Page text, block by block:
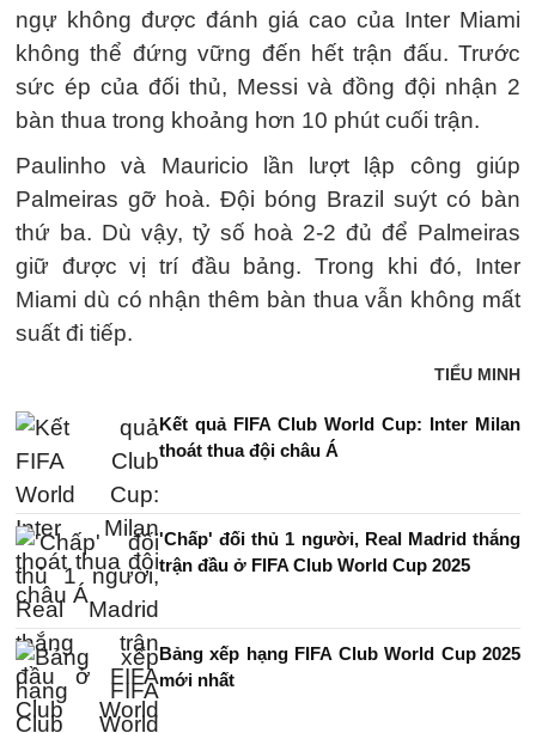
ngự không được đánh giá cao của Inter Miami
không thể đứng vững đến hết trận đấu. Trước
sức ép của đối thủ, Messi và đồng đội nhận 2
bàn thua trong khoảng hơn 10 phút cuối trận.
Paulinho và Mauricio lần lượt lập công giúp
Palmeiras gỡ hoà. Đội bóng Brazil suýt có bàn
thứ ba. Dù vậy, tỷ số hoà 2-2 đủ để Palmeiras
giữ được vị trí đầu bảng. Trong khi đó, Inter
Miami dù có nhận thêm bàn thua vẫn không mất
suất đi tiếp.
TIỂU MINH
Kết quả FIFA Club World Cup: Inter Milan
thoát thua đội châu Á
'Chấp' đối thủ 1 người, Real Madrid thắng
trận đầu ở FIFA Club World Cup 2025
Bảng xếp hạng FIFA Club World Cup 2025
mới nhất